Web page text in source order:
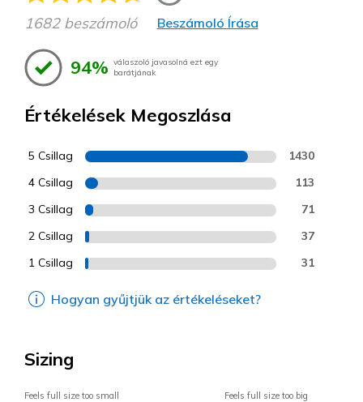
1682 beszámoló Beszámoló Írása
94% válaszoló javasolná ezt egy
barátjának
Értékelések Megoszlása
5 Csillag 1430
4 Csillag 113
3 Csillag 71
2 Csillag 37
1 Csillag 31
Hogyan gyűjtjük az értékeléseket?
Sizing
Feels full size too small Feels full size too big